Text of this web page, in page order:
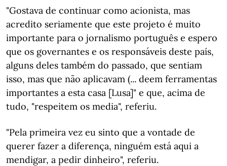
"Gostava de continuar como acionista, mas
acredito seriamente que este projeto é muito
importante para o jornalismo português e espero
que os governantes e os responsáveis deste país,
alguns deles também do passado, que sentiam
isso, mas que não aplicavam (... deem ferramentas
importantes a esta casa [Lusa]" e que, acima de
tudo, "respeitem os media", referiu.
"Pela primeira vez eu sinto que a vontade de
querer fazer a diferença, ninguém está aqui a
mendigar, a pedir dinheiro", referiu.